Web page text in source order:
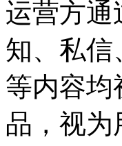
运营方通
知、私信
等内容均
品，视